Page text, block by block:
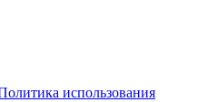
использования